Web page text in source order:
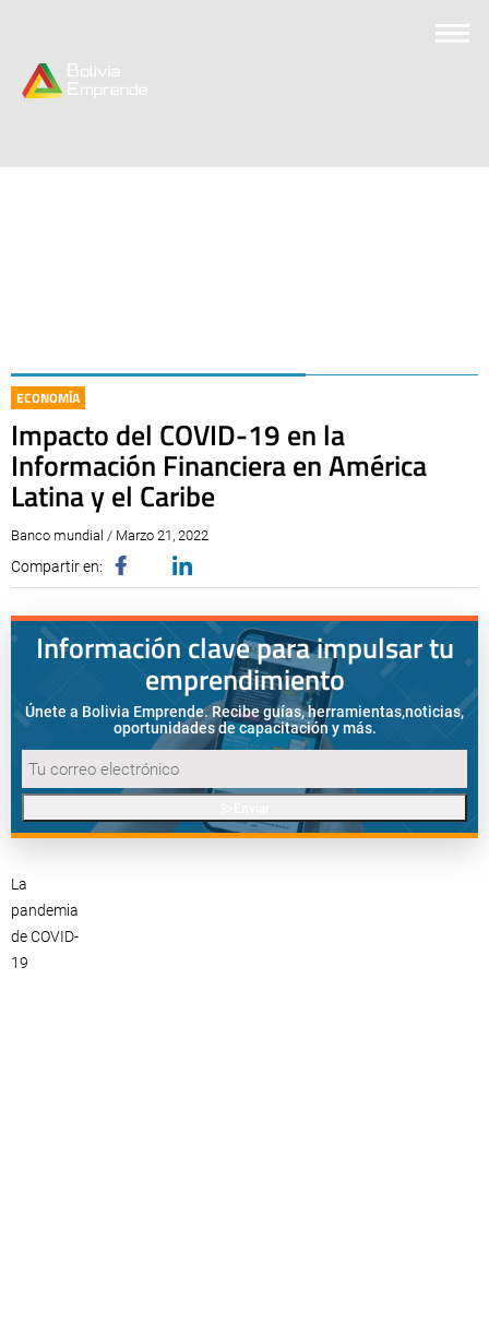
ECONOMÍA
Impacto del COVID-19 en la
Información Financiera en América
Latina y el Caribe
Banco mundial / Marzo 21, 2022
Compartir en:
Información clave para impulsar tu
emprendimiento
Únete a Bolivia Emprende. Recibe guías, herramientas,noticias,
oportunidades de capacitación y más.
La
pandemia
de COVID-
19